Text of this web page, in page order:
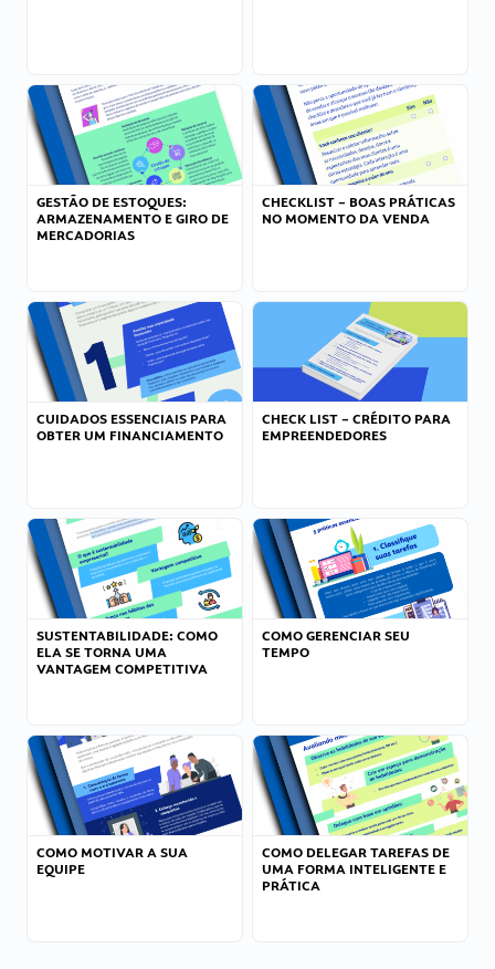
GESTÃO DE ESTOQUES:
ARMAZENAMENTO E GIRO DE
MERCADORIAS
CHECKLIST – BOAS PRÁTICAS
NO MOMENTO DA VENDA
CUIDADOS ESSENCIAIS PARA
OBTER UM FINANCIAMENTO
CHECK LIST – CRÉDITO PARA
EMPREENDEDORES
SUSTENTABILIDADE: COMO
ELA SE TORNA UMA
VANTAGEM COMPETITIVA
COMO GERENCIAR SEU
TEMPO
COMO MOTIVAR A SUA
EQUIPE
COMO DELEGAR TAREFAS DE
UMA FORMA INTELIGENTE E
PRÁTICA